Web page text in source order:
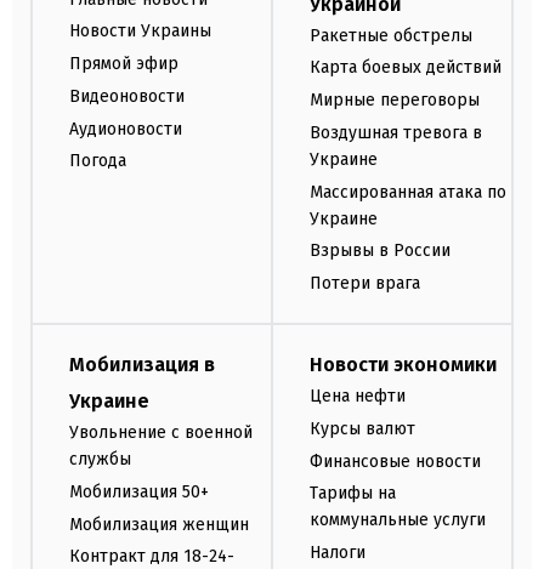
Новости Украины
Прямой эфир
Видеоновости
Аудионовости
Погода
Ракетные обстрелы
Карта боевых действий
Мирные переговоры
Воздушная тревога в
Украине
Массированная атака по
Украине
Взрывы в России
Потери врага
Мобилизация в
Украине
Увольнение с военной
службы
Мобилизация 50+
Мобилизация женщин
Контракт для 18-24-
Новости экономики
Цена нефти
Курсы валют
Финансовые новости
Тарифы на
коммунальные услуги
Налоги